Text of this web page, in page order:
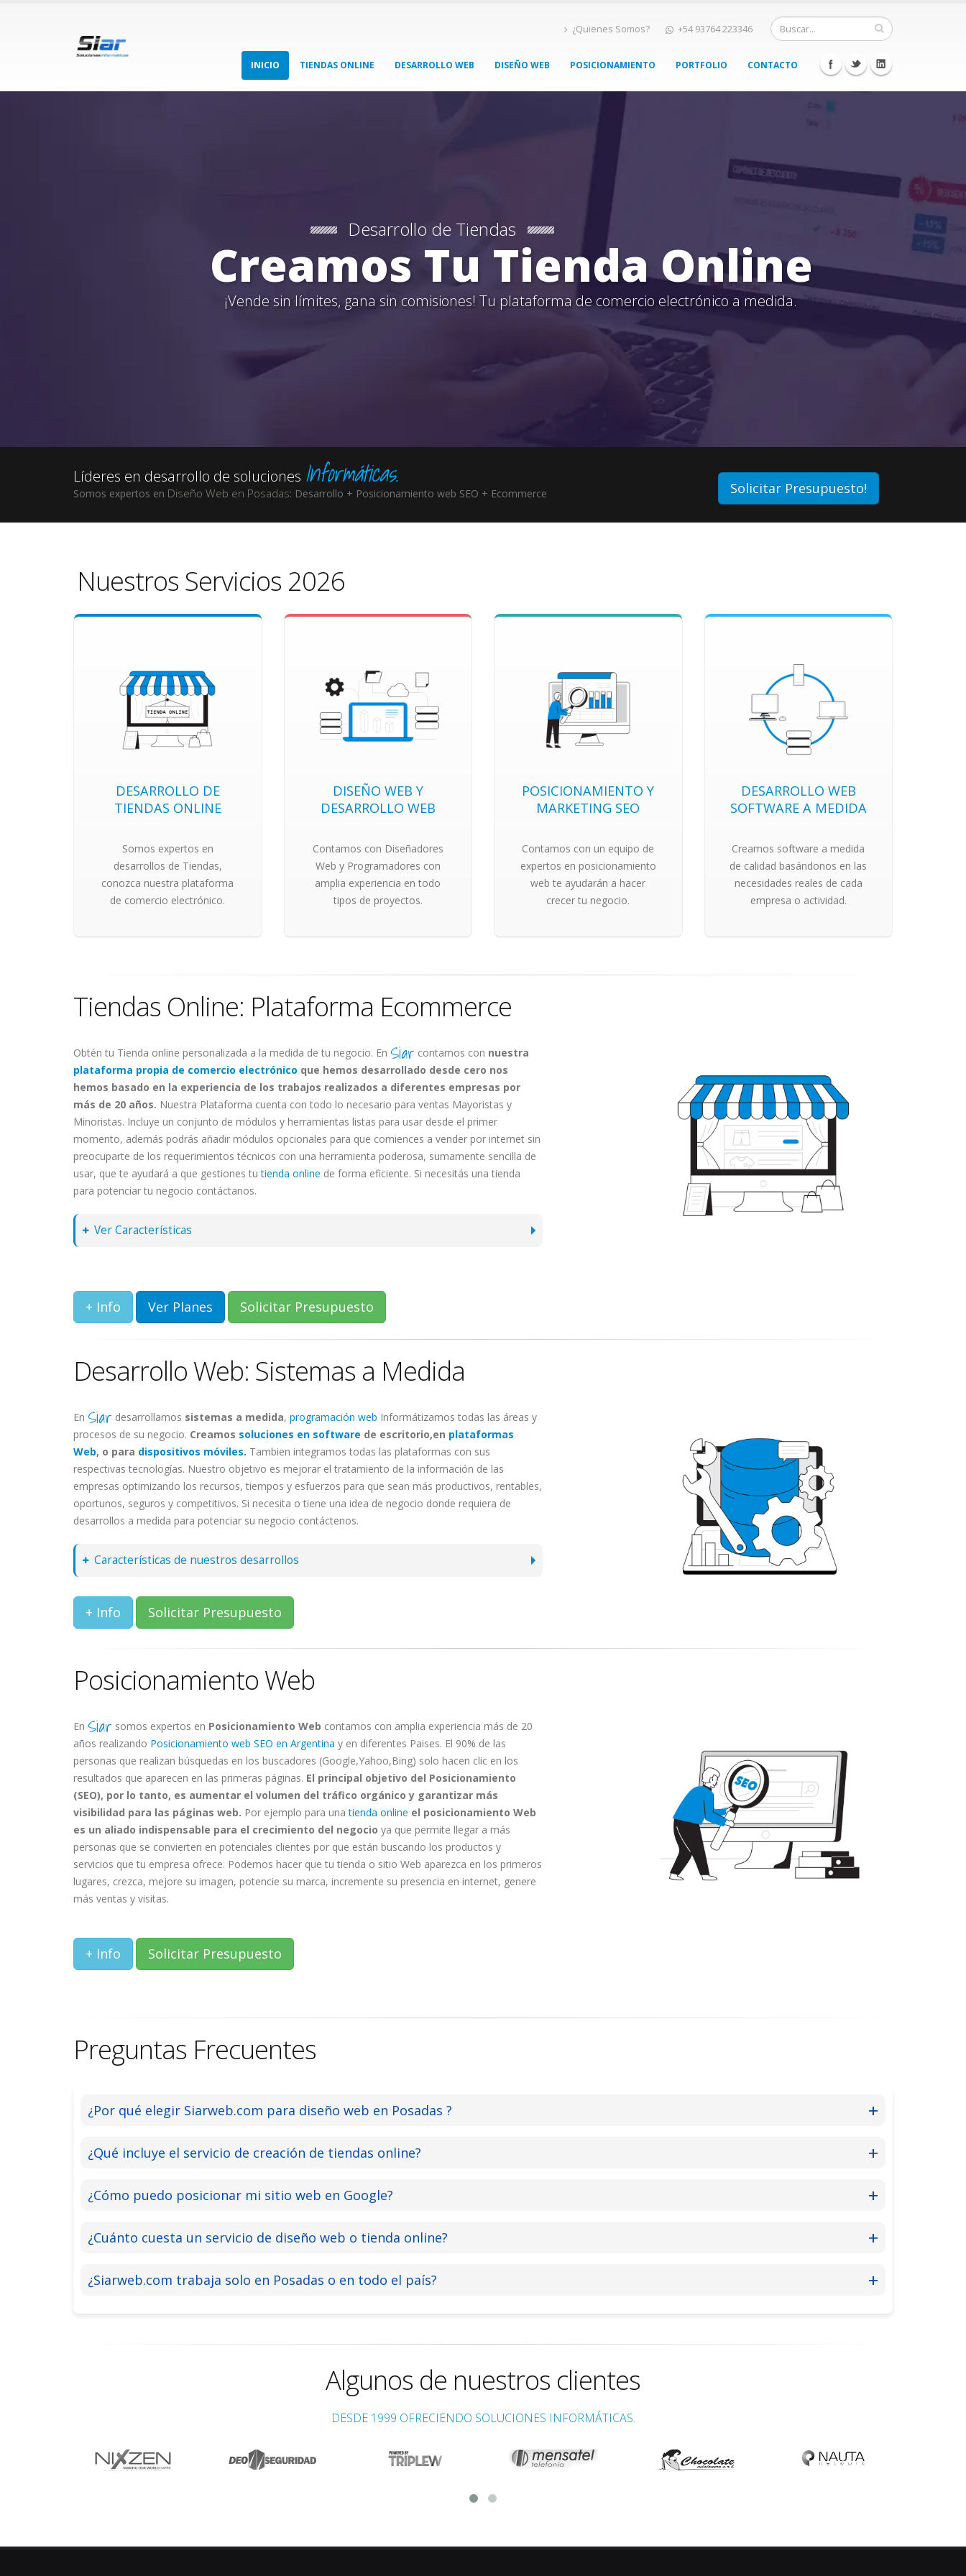
¿Quienes Somos? +54 93764 223346
INICIO TIENDAS ONLINE DESARROLLO WEB DISEÑO WEB POSICIONAMIENTO PORTFOLIO CONTACTO
Desarrollo de Tiendas
Creamos Tu Tienda Online
¡Vende sin límites, gana sin comisiones! Tu plataforma de comercio electrónico a medida.
Líderes en desarrollo de soluciones Informáticas.
Somos expertos en Diseño Web en Posadas: Desarrollo + Posicionamiento web SEO + Ecommerce Solicitar Presupuesto!
Nuestros Servicios 2026
DESARROLLO DE
TIENDAS ONLINE
Somos expertos en
desarrollos de Tiendas,
conozca nuestra plataforma
de comercio electrónico.
DISEÑO WEB Y
DESARROLLO WEB
Contamos con Diseñadores
Web y Programadores con
amplia experiencia en todo
tipos de proyectos.
POSICIONAMIENTO Y
MARKETING SEO
Contamos con un equipo de
expertos en posicionamiento
web te ayudarán a hacer
crecer tu negocio.
DESARROLLO WEB
SOFTWARE A MEDIDA
Creamos software a medida
de calidad basándonos en las
necesidades reales de cada
empresa o actividad.
Tiendas Online: Plataforma Ecommerce
Obtén tu Tienda online personalizada a la medida de tu negocio. En Siar contamos con nuestra
plataforma propia de comercio electrónico que hemos desarrollado desde cero nos
hemos basado en la experiencia de los trabajos realizados a diferentes empresas por
más de 20 años. Nuestra Plataforma cuenta con todo lo necesario para ventas Mayoristas y
Minoristas. Incluye un conjunto de módulos y herramientas listas para usar desde el primer
momento, además podrás añadir módulos opcionales para que comiences a vender por internet sin
preocuparte de los requerimientos técnicos con una herramienta poderosa, sumamente sencilla de
usar, que te ayudará a que gestiones tutienda online de forma eficiente. Si necesitás una tienda
para potenciar tu negocio contáctanos.
Ver Características
+ Info Ver Planes Solicitar Presupuesto
Desarrollo Web: Sistemas a Medida
En Siar desarrollamos sistemas a medida, programación web Informátizamos todas las áreas y
procesos de su negocio. Creamos soluciones en software de escritorio,en plataformas
Web, o para dispositivos móviles. Tambien integramos todas las plataformas con sus
respectivas tecnologías. Nuestro objetivo es mejorar el tratamiento de la información de las
empresas optimizando los recursos, tiempos y esfuerzos para que sean más productivos, rentables,
oportunos, seguros y competitivos. Si necesita o tiene una idea de negocio donde requiera de
desarrollos a medida para potenciar su negocio contáctenos.
Características de nuestros desarrollos
+ Info Solicitar Presupuesto
Posicionamiento Web
En Siar somos expertos en Posicionamiento Web contamos con amplia experiencia más de 20
años realizando Posicionamiento web SEO en Argentina y en diferentes Paises. El 90% de las
personas que realizan búsquedas en los buscadores (Google,Yahoo,Bing) solo hacen clic en los
resultados que aparecen en las primeras páginas. El principal objetivo del Posicionamiento
(SEO), por lo tanto, es aumentar el volumen del tráfico orgánico y garantizar más
visibilidad para las páginas web. Por ejemplo para unatienda online el posicionamiento Web
es un aliado indispensable para el crecimiento del negocio ya que permite llegar a más
personas que se convierten en potenciales clientes por que están buscando los productos y
servicios que tu empresa ofrece. Podemos hacer que tu tienda o sitio Web aparezca en los primeros
lugares, crezca, mejore su imagen, potencie su marca, incremente su presencia en internet, genere
más ventas y visitas.
+ Info Solicitar Presupuesto
Preguntas Frecuentes
¿Por qué elegir Siarweb.com para diseño web en Posadas ?
¿Qué incluye el servicio de creación de tiendas online?
¿Cómo puedo posicionar mi sitio web en Google?
¿Cuánto cuesta un servicio de diseño web o tienda online?
¿Siarweb.com trabaja solo en Posadas o en todo el país?
Algunos de nuestros clientes
DESDE 1999 OFRECIENDO SOLUCIONES INFORMÁTICAS.